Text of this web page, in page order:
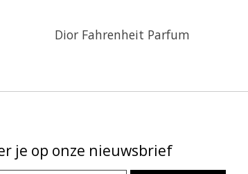
Dior Fahrenheit Parfum
je op onze nieuwsbrief